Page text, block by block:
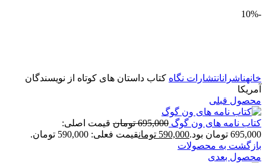
-10%
خانهناشرانانتشارات نگاه کتاب داستان های کوتاه از نویسندگان
آمریکا
محصول قبلی
کتاب نامه های ون گوگ 695,000 تومان قیمت اصلی:
695,000 تومان بود.
590,000 تومانقیمت فعلی: 590,000 تومان.
بازگشت به محصولات
محصول بعدی